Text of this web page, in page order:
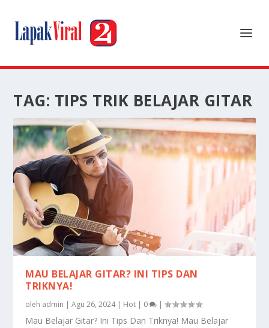
TAG: TIPS TRIK BELAJAR GITAR
MAU BELAJAR GITAR? INI TIPS DAN
TRIKNYA!
oleh admin |Agu 26, 2024| Hot | 0 |
Mau Belajar Gitar? Ini Tips Dan Triknya! Mau Belajar